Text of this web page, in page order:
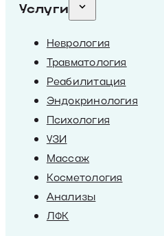
Услуги
Неврология
Травматология
Реабилитация
Эндокринология
Психология
УЗИ
Массаж
Косметология
Анализы
ЛФК